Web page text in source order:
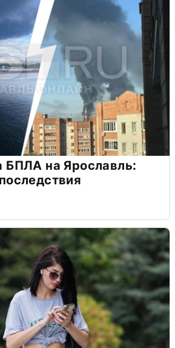
БПЛА на Ярославль: